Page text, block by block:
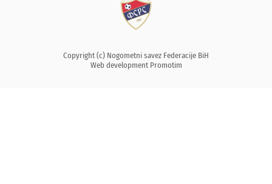
Copyright (c) Nogometni savez Federacije BiH
Web development Promotim